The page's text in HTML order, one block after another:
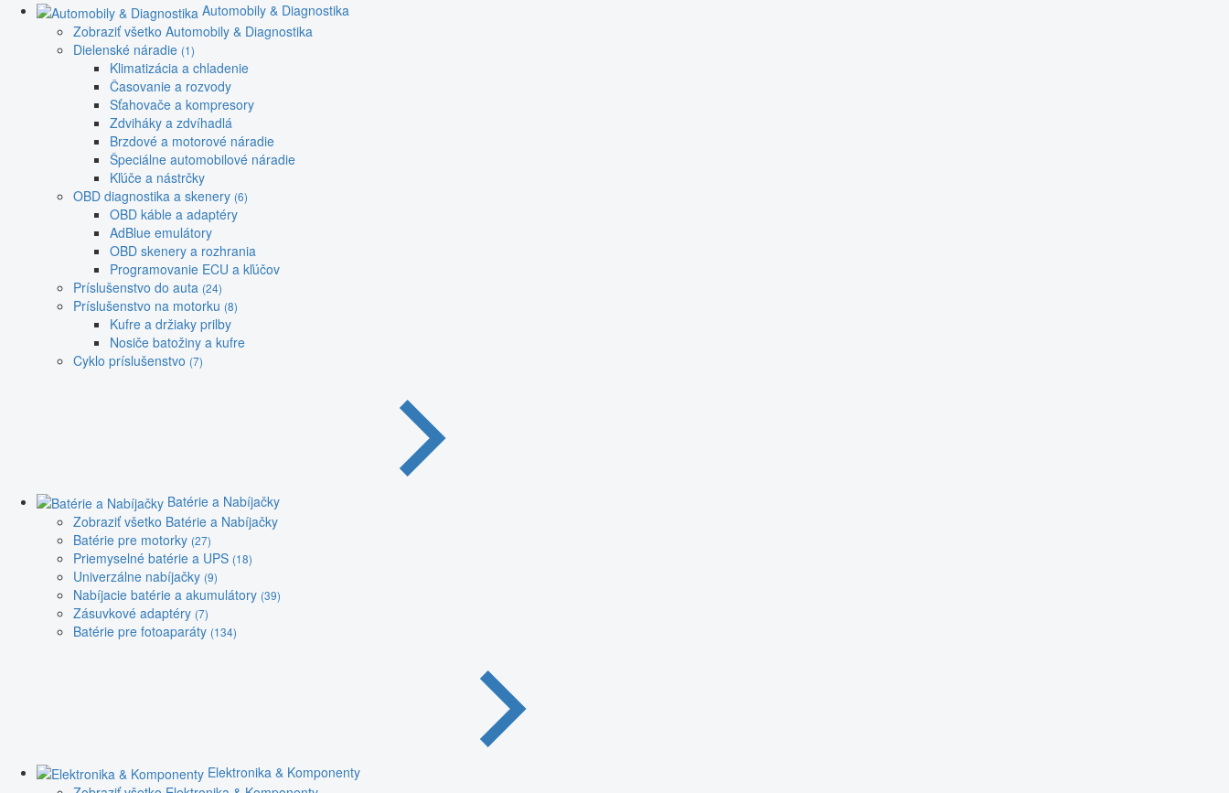
Automobily & Diagnostika
Zobraziť všetko Automobily & Diagnostika
Dielenské náradie (1)
Klimatizácia a chladenie
Časovanie a rozvody
Sťahovače a kompresory
Zdviháky a zdvíhadlá
Brzdové a motorové náradie
Špeciálne automobilové náradie
Kľúče a nástrčky
OBD diagnostika a skenery (6)
OBD káble a adaptéry
AdBlue emulátory
OBD skenery a rozhrania
Programovanie ECU a kľúčov
Príslušenstvo do auta (24)
Príslušenstvo na motorku (8)
Kufre a držiaky prilby
Nosiče batožiny a kufre
Cyklo príslušenstvo (7)
Batérie a Nabíjačky
Zobraziť všetko Batérie a Nabíjačky
Batérie pre motorky (27)
Priemyselné batérie a UPS (18)
Univerzálne nabíjačky (9)
Nabíjacie batérie a akumulátory (39)
Zásuvkové adaptéry (7)
Batérie pre fotoaparáty (134)
Elektronika & Komponenty